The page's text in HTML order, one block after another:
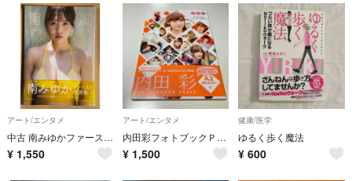
アート/エンタメ
中古 南みゆかファースト写真集『南風』
¥ 1,550
アート/エンタメ
内田彩フォトブックＰｒｅｔｔｙ＆Ｌｏｕｄ ｙｅａｒｓ
¥ 1,500
健康/医学
ゆるく歩く魔法
¥ 600